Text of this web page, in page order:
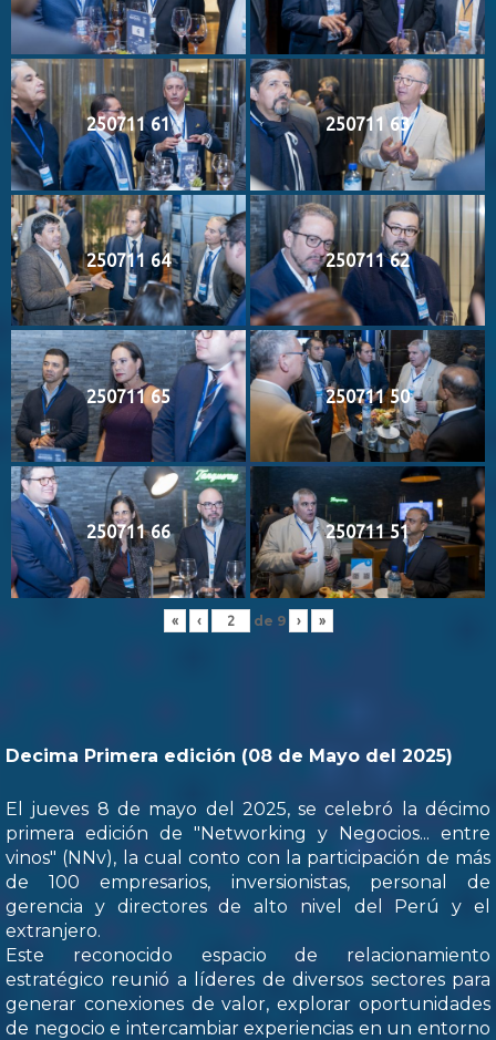
250711 61 250711 63
250711 64 250711 62
250711 65 250711 50
250711 66 250711 51
« ‹ de 9 › »
Decima Primera edición (08 de Mayo del 2025)
El jueves 8 de mayo del 2025, se celebró la décimo
primera edición de "Networking y Negocios... entre
vinos" (NNv), la cual conto con la participación de más
de 100 empresarios, inversionistas, personal de
gerencia y directores de alto nivel del Perú y el
extranjero.
Este reconocido espacio de relacionamiento
estratégico reunió a líderes de diversos sectores para
generar conexiones de valor, explorar oportunidades
de negocio e intercambiar experiencias en un entorno